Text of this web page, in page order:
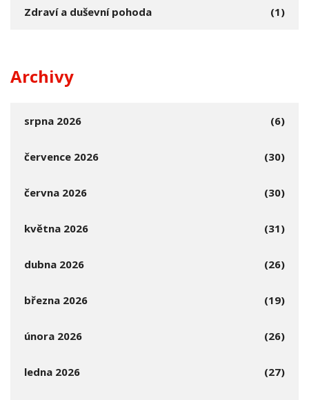
Zdraví a duševní pohoda (1)
Archivy
srpna 2026 (6)
července 2026 (30)
června 2026 (30)
května 2026 (31)
dubna 2026 (26)
března 2026 (19)
února 2026 (26)
ledna 2026 (27)